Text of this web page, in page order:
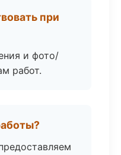
при
и фото/
работ.